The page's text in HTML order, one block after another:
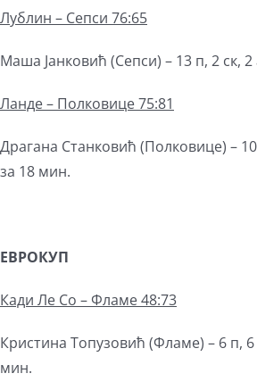
Лублин – Сепси 76:65
Маша Јанковић (Сепси) – 13 п, 2 ск, 2
Ланде – Полковице 75:81
Драгана Станковић (Полковице) – 10
за 18 мин.
ЕВРОКУП
Кади Ле Со – Фламе 48:73
Кристина Топузовић (Фламе) – 6 п, 6
мин.